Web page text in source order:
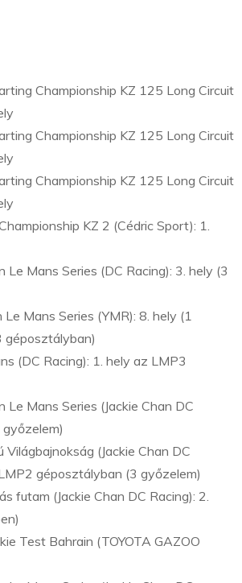
Championship KZ 125 Long Circuit
Championship KZ 125 Long Circuit
Championship KZ 125 Long Circuit
KZ 2 (Cédric Sport): 1.
Mans Series (DC Racing): 3. hely (3
Mans Series (YMR): 8. hely (1
géposztályban)
(DC Racing): 1. hely az LMP3
Mans Series (Jackie Chan DC
(Jackie Chan DC
géposztályban (3 győzelem)
(Jackie Chan DC Racing): 2.
Bahrain (TOYOTA GAZOO